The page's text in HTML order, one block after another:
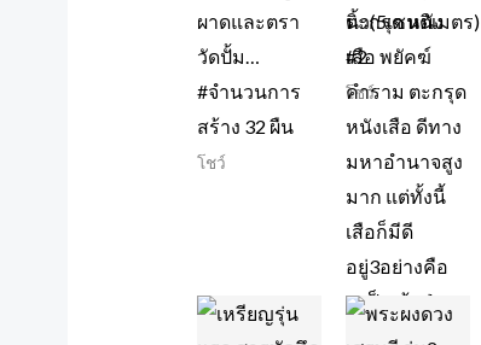
ผาดและตรา
วัดปั้ม…‪
#‎จำนวนการ
สร้าง‬ 32 ผืน
โชว์
นิ้ว(5เซนติเมตร)
#2
โชว์